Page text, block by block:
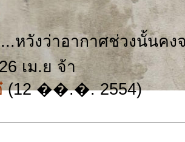
หวังว่าอากาศช่วงนั้นคง
เม.ย จ้า
(12 ��.�. 2554)